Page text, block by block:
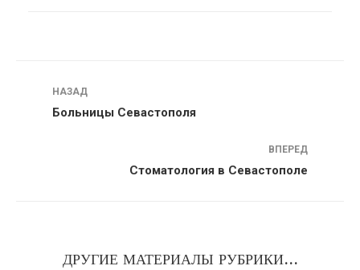
Навигация
НАЗАД
Больницы Севастополя
ВПЕРЕД
Стоматология в Севастополе
ДРУГИЕ МАТЕРИАЛЫ РУБРИКИ...